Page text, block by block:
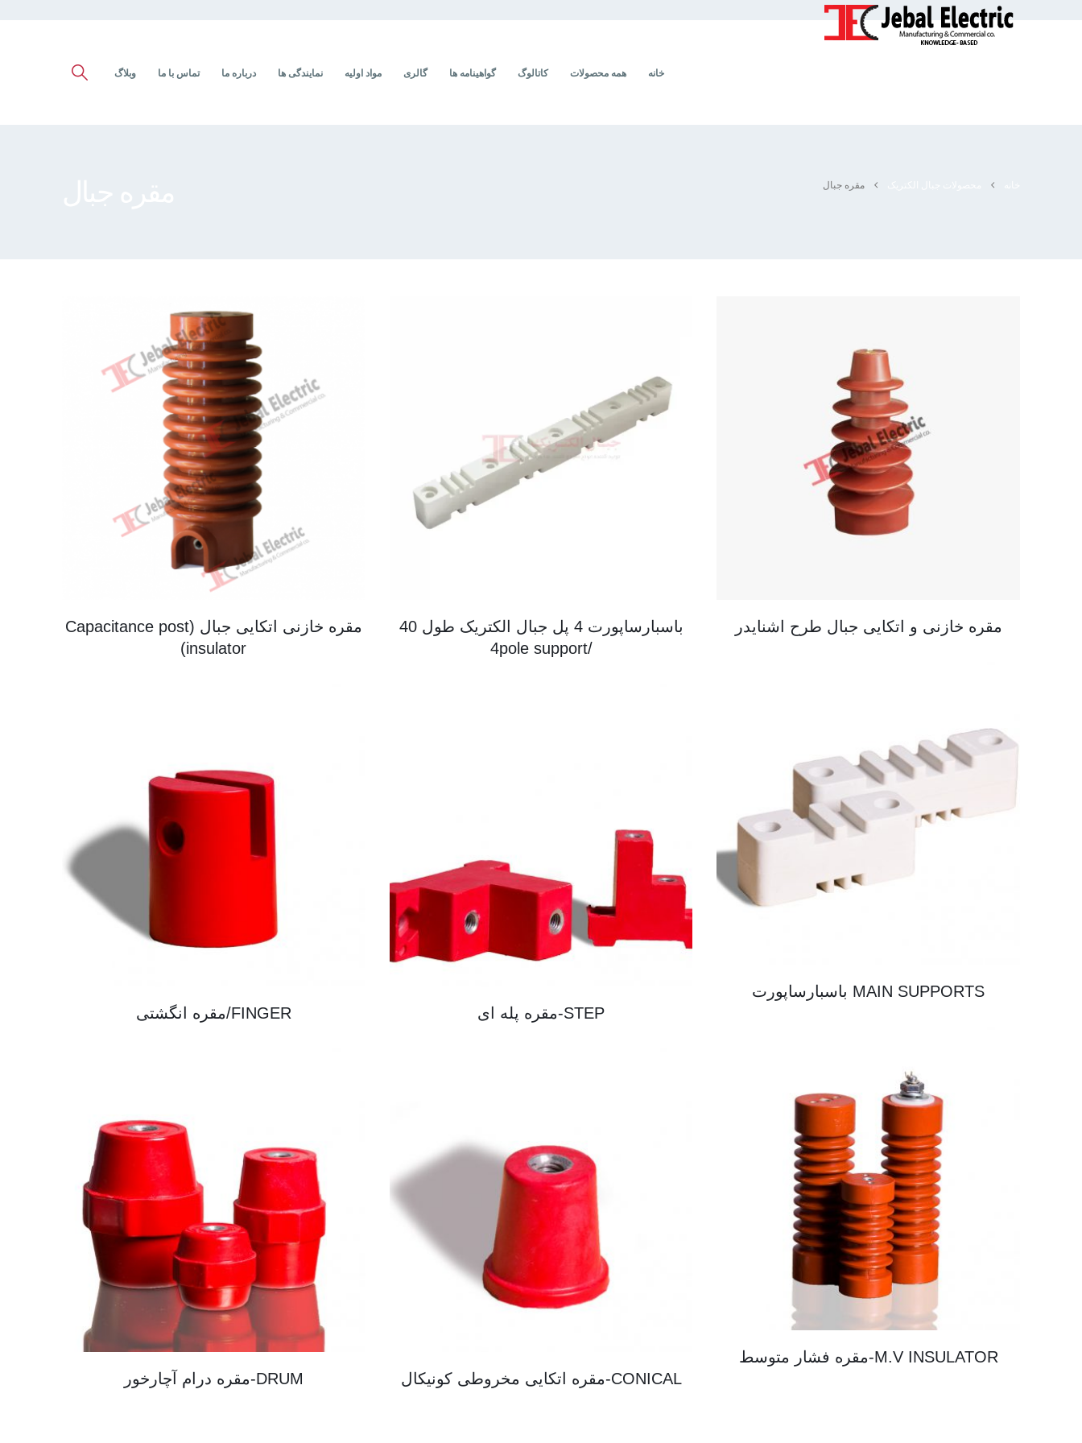
خانه همه محصولات کاتالوگ گواهینامه ها گالری مواد اولیه نمایندگی ها درباره ما تماس با ما وبلاگ
مقره جبال
مقره خازنی و اتکایی جبال طرح اشنایدر
باسبارساپورت 4 پل جبال الکتریک طول 40
/4pole support
مقره خازنی اتکایی جبال (Capacitance post
insulator)
MAIN SUPPORTS باسبارساپورت
STEP-مقره پله ای
FINGER/مقره انگشتی
M.V INSULATOR-مقره فشار متوسط
CONICAL-مقره اتکایی مخروطی کونیکال
DRUM-مقره درام آچارخور